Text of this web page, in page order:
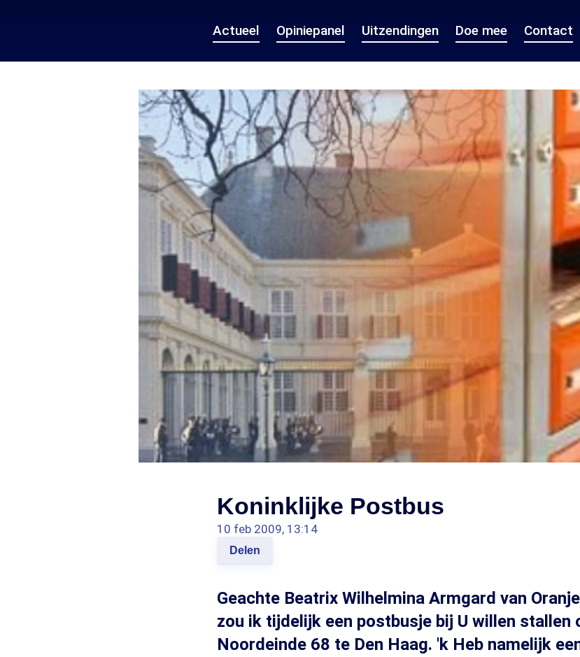
Actueel Opiniepanel Uitzendingen Doe mee Contact
Koninklijke Postbus
10 feb 2009, 13:14
Delen
Geachte Beatrix Wilhelmina Armgard van
zou ik tijdelijk een postbusje bij U willen stallen
Noordeinde 68 te Den Haag. 'k Heb namelijk